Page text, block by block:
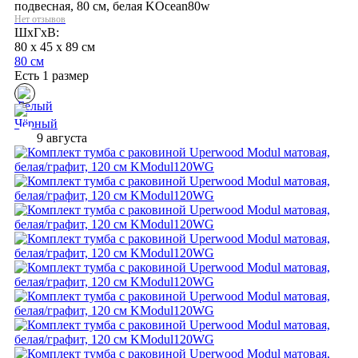
подвесная, 80 см, белая KOcean80w
Нет отзывов
ШхГхВ:
80 x 45 x 89 см
80 см
Есть 1 размер
9 августа